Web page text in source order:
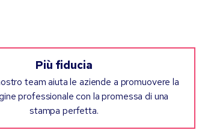
Più fiducia
team aiuta le aziende a promuovere la
professionale con la promessa di una
stampa perfetta.